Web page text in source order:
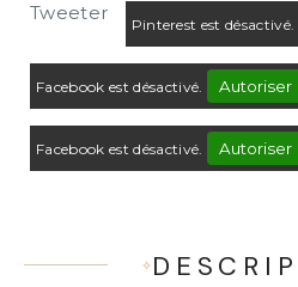
Tweeter
Pinterest est désactivé.
Facebook est désactivé. Autoriser
Facebook est désactivé. Autoriser